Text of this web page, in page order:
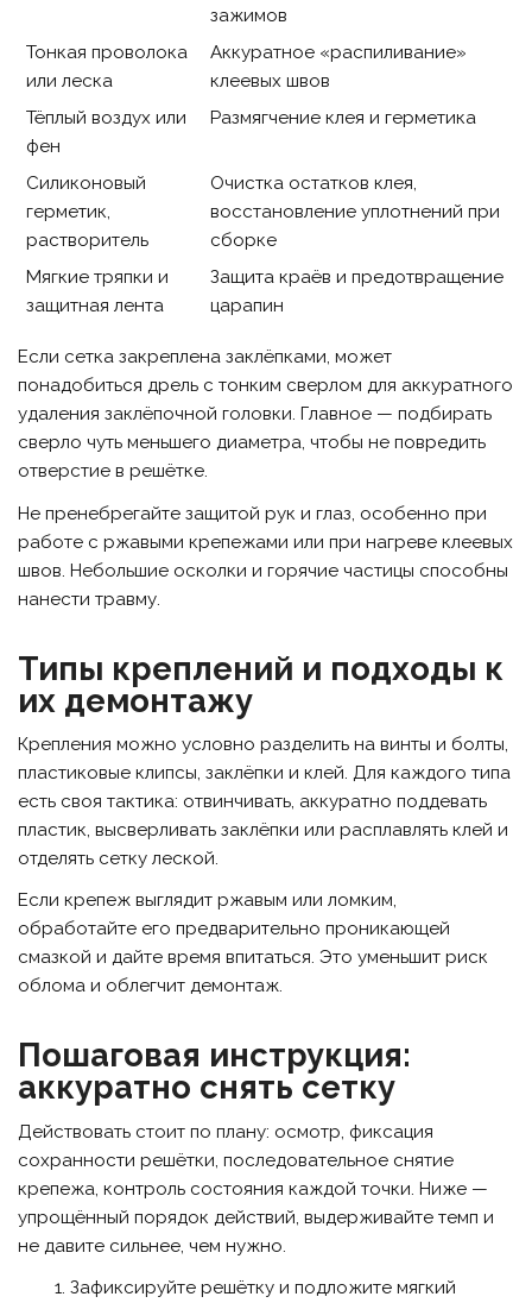
зажимов
Тонкая проволока
или леска
Аккуратное «распиливание»
клеевых швов
Тёплый воздух или
фен
Размягчение клея и герметика
Силиконовый
герметик,
растворитель
Очистка остатков клея,
восстановление уплотнений при
сборке
Мягкие тряпки и
защитная лента
Защита краёв и предотвращение
царапин
Если сетка закреплена заклёпками, может
понадобиться дрель с тонким сверлом для аккуратного
удаления заклёпочной головки. Главное — подбирать
сверло чуть меньшего диаметра, чтобы не повредить
отверстие в решётке.
Не пренебрегайте защитой рук и глаз, особенно при
работе с ржавыми крепежами или при нагреве клеевых
швов. Небольшие осколки и горячие частицы способны
нанести травму.
Типы креплений и подходы к
их демонтажу
Крепления можно условно разделить на винты и болты,
пластиковые клипсы, заклёпки и клей. Для каждого типа
есть своя тактика: отвинчивать, аккуратно поддевать
пластик, высверливать заклёпки или расплавлять клей и
отделять сетку леской.
Если крепеж выглядит ржавым или ломким,
обработайте его предварительно проникающей
смазкой и дайте время впитаться. Это уменьшит риск
облома и облегчит демонтаж.
Пошаговая инструкция:
аккуратно снять сетку
Действовать стоит по плану: осмотр, фиксация
сохранности решётки, последовательное снятие
крепежа, контроль состояния каждой точки. Ниже —
упрощённый порядок действий, выдерживайте темп и
не давите сильнее, чем нужно.
Зафиксируйте решётку и подложите мягкий